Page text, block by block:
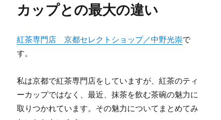
カップとの最大の違い
紅茶専門店 京都セレクトショップ／中野光崇で
す。
私は京都で紅茶専門店をしていますが、紅茶のティ
ーカップではなく、最近、抹茶を飲む茶碗の魅力に
取りつかれています。その魅力についてまとめてみ